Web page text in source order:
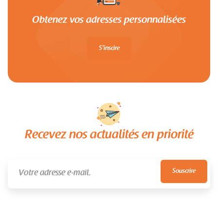
Obtenez vos adresses personnalisées
S'inscire
Recevez nos actualités en priorité